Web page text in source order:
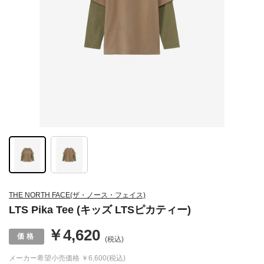
THE NORTH FACE(ザ・ノース・フェイス)
LTS Pika Tee (キッズ LTSピカティー)
メーカー希望小売価格 ￥6,600(税込)
￥4,620 (税込)